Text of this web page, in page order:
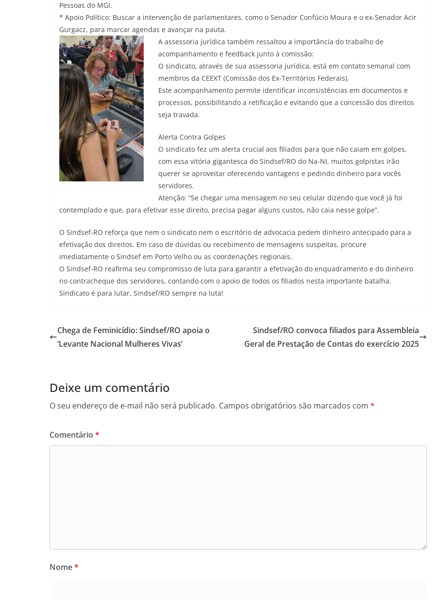
Pessoas do MGI.
* Apoio Político: Buscar a intervenção de parlamentares, como o Senador Confúcio Moura e o ex-Senador Acir
Gurgacz, para marcar agendas e avançar na pauta.
A assessoria jurídica também ressaltou a importância do trabalho de
acompanhamento e feedback junto à comissão:
O sindicato, através de sua assessoria jurídica, está em contato semanal com
membros da CEEXT (Comissão dos Ex-Territórios Federais).
Este acompanhamento permite identificar inconsistências em documentos e
processos, possibilitando a retificação e evitando que a concessão dos direitos
seja travada.
Alerta Contra Golpes
O sindicato fez um alerta crucial aos filiados para que não caiam em golpes,
com essa vitória gigantesca do Sindsef/RO do Na-NI, muitos golpistas irão
querer se aproveitar oferecendo vantagens e pedindo dinheiro para vocês
servidores.
Atenção: “Se chegar uma mensagem no seu celular dizendo que você já foi
contemplado e que, para efetivar esse direito, precisa pagar alguns custos, não caia nesse golpe”.
O Sindsef-RO reforça que nem o sindicato nem o escritório de advocacia pedem dinheiro antecipado para a
efetivação dos direitos. Em caso de dúvidas ou recebimento de mensagens suspeitas, procure
imediatamente o Sindsef em Porto Velho ou as coordenações regionais.
O Sindsef-RO reafirma seu compromisso de luta para garantir a efetivação do enquadramento e do dinheiro
no contracheque dos servidores, contando com o apoio de todos os filiados nesta importante batalha.
Sindicato é para lutar, Sindsef/RO sempre na luta!
Chega de Feminicídio: Sindsef/RO apoia o
‘Levante Nacional Mulheres Vivas’
Sindsef/RO convoca filiados para Assembleia
Geral de Prestação de Contas do exercício 2025
Deixe um comentário
O seu endereço de e-mail não será publicado. Campos obrigatórios são marcados com *
Comentário *
Nome*